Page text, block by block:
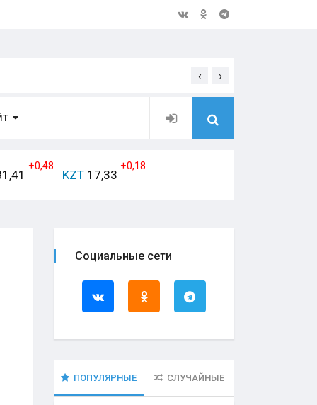
Школьники из Оренбурга
‹ ›
+0,48
KZT 17,33
+0,18
Социальные сети
ПОПУЛЯРНЫЕ СЛУЧАЙНЫЕ